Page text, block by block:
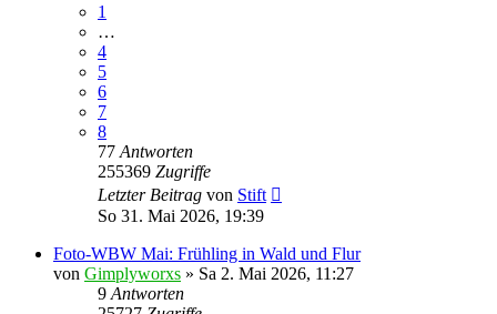
1
…
4
5
6
7
8
77 Antworten
255369 Zugriffe
Letzter Beitrag von Stift
So 31. Mai 2026, 19:39
Foto-WBW Mai: Frühling in Wald und Flur
von Gimplyworxs » Sa 2. Mai 2026, 11:27
9 Antworten